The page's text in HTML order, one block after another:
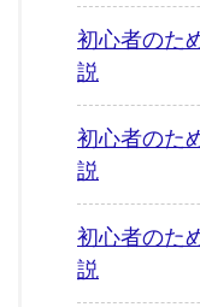
初心者の
説
初心者の
説
初心者の
説